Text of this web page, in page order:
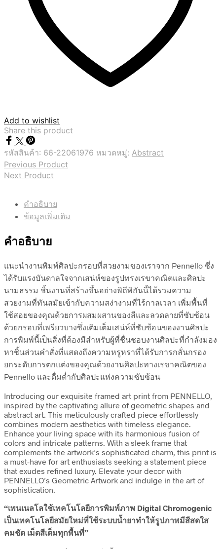
Add to wishlist
Share this product
รหัสสินค้า: 66-22061976 หมวดหมู่: Abstract
Previous Product
Next Product
คำอธิบาย
ข้อมูลเพิ่มเติม
คำอธิบาย
แนะนำงานพิมพ์ศิลปะกรอบที่สวยงามของเราจาก Pennello ซึ่ง
ได้รับแรงบันดาลใจจากเสน่ห์ของรูปทรงเรขาคณิตและศิลปะ
นามธรรม ชิ้นงานที่สร้างขึ้นอย่างพิถีพิถันนี้ได้รวมความ
สวยงามที่ทันสมัยเข้ากับความสง่างามที่ไร้กาลเวลา เพิ่มพื้นที่
ใช้สอยของคุณด้วยการผสมผสานของสีและลวดลายที่ซับซ้อน
ด้วยกรอบที่เพรียวบางซึ่งเติมเต็มเสน่ห์ที่ซับซ้อนของงานศิลปะ
การพิมพ์นี้เป็นสิ่งที่ต้องมีสำหรับผู้ที่ชื่นชอบงานศิลปะที่กำลังมอง
หาชิ้นส่วนคำสั่งที่แสดงถึงความหรูหราที่ได้รับการกลั่นกรอง
ยกระดับการตกแต่งของคุณด้วยงานศิลปะทางเรขาคณิตของ
Pennello และดื่มด่ำกับศิลปะแห่งความซับซ้อน
Introducing our exquisite framed art print from PENNELLO,
inspired by the captivating allure of geometric shapes and
abstract art. This meticulously crafted piece effortlessly
combines modern aesthetics with timeless elegance.
Enhance your living space with its harmonious fusion of
colors and intricate patterns. With a sleek frame that
complements the artwork’s sophisticated charm, this print is
a must-have for art enthusiasts seeking a statement piece
that exudes refined luxury. Elevate your decor with
PENNELLO’s Geometric Artwork and indulge in the art of
sophistication.
“เพนเนลโลใช้เทคโนโลยีการพิมพ์ภาพ Digital Chromogenic
เป็นเทคโนโลยีสมัยใหม่ที่ใช้ระบบน้ำยาทำให้รูปภาพมีสีสดใส
คมชัด เม็ดสีเต็มทุกพื้นที่”